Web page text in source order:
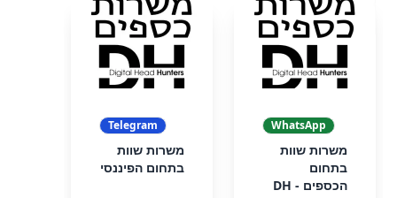
WhatsApp
משרות שוות
בתחום
הכספים - DH
Telegram
משרות שוות
בתחום הפיננסי